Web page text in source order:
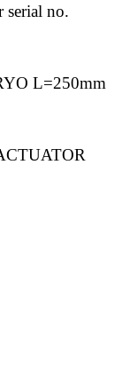
serial no.
L=250mm